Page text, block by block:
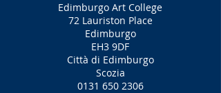
Edimburgo Art College
72 Lauriston Place
Edimburgo
EH3 9DF
Città di Edimburgo
Scozia
0131 650 2306